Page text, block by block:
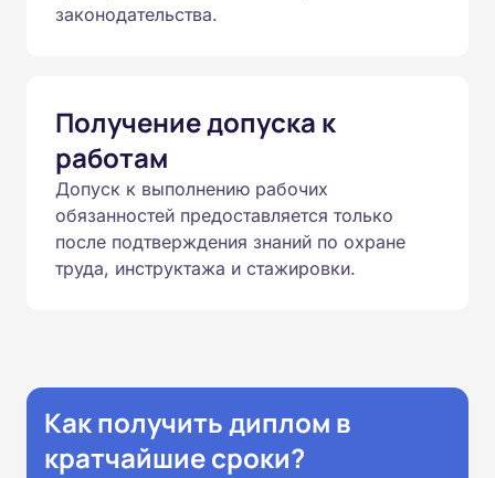
законодательства.
Получение допуска к
работам
Допуск к выполнению рабочих
обязанностей предоставляется только
после подтверждения знаний по охране
труда, инструктажа и стажировки.
Как получить диплом в
кратчайшие сроки?